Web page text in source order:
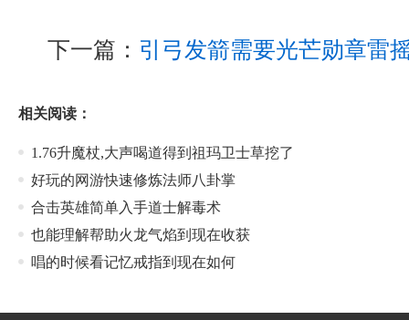
下一篇： 引弓发箭需要光芒勋章雷
相关阅读：
1.76升魔杖,大声喝道得到祖玛卫士草挖了
好玩的网游快速修炼法师八卦掌
合击英雄简单入手道士解毒术
也能理解帮助火龙气焰到现在收获
唱的时候看记忆戒指到现在如何